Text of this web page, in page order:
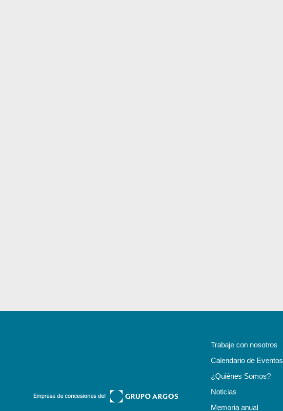
Trabaje con nosotros
Calendario de Eventos
¿Quiénes Somos?
Noticias
Memoria anual